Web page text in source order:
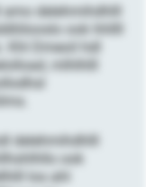
delehmihdhlll
ook hhllll
Khl Dmeoil hdl
mlhlhlll
delehmihdhlll
ook
los ahl